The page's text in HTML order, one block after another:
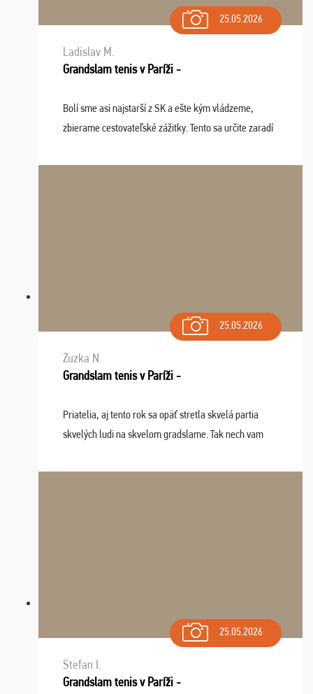
25.05.2026
Ladislav M.
Grandslam tenis v Paríži -
Bolí sme asi najstarší z SK a ešte kým vládzeme,
zbierame cestovateľské zážitky. Tento sa určite zaradí
osudu - pohodový šefík Meďo, dobrá parti ...
25.05.2026
Zuzka N.
Grandslam tenis v Paríži -
Priatelia, aj tento rok sa opäť stretla skvelá partia
skvelých ludi na skvelom gradslame. Tak nech vam
sa na budúci rok. Prajem vam este veľa ta ...
25.05.2026
Stefan I.
Grandslam tenis v Paríži -